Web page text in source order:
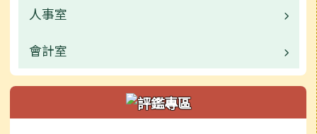
新聞報導
捐贈芳名錄
校園公告
業務職掌
活動相簿
新聞報導
人事室
業務職掌
校園公告
常用連結
會計室
業務職掌
校園公告